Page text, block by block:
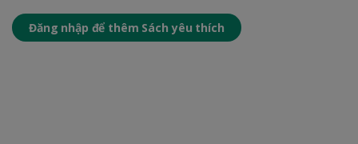
Đăng nhập để thêm Sách yêu thích